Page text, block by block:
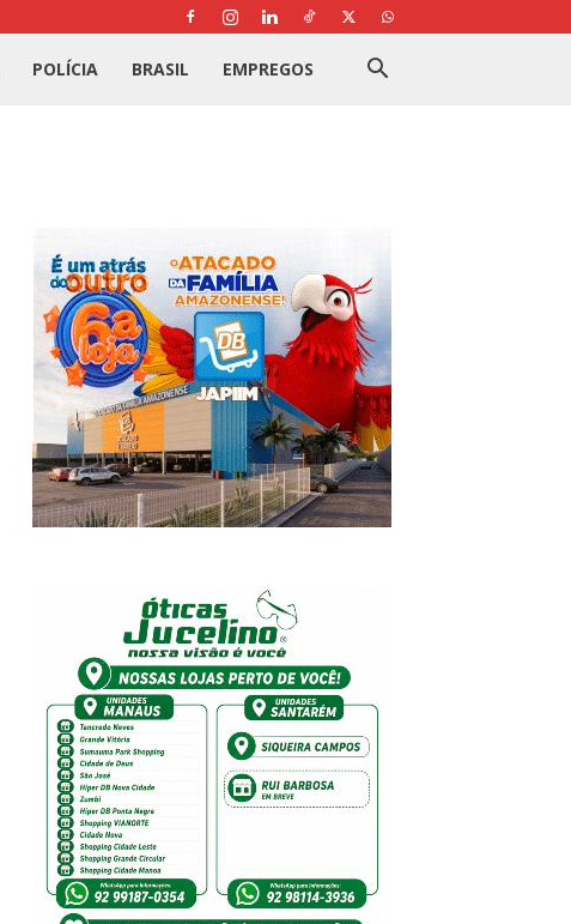
POLÍCIA BRASIL EMPREGOS